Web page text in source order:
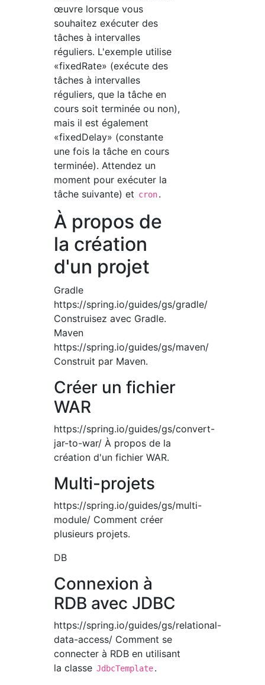
œuvre lorsque vous
souhaitez exécuter des
tâches à intervalles
réguliers. L'exemple utilise
«fixedRate» (exécute des
tâches à intervalles
réguliers, que la tâche en
cours soit terminée ou non),
mais il est également
«fixedDelay» (constante
une fois la tâche en cours
terminée). Attendez un
moment pour exécuter la
tâche suivante) et cron.
À propos de
la création
d'un projet
Gradle
https://spring.io/guides/gs/gradle/
Construisez avec Gradle.
Maven
https://spring.io/guides/gs/maven/
Construit par Maven.
Créer un fichier
WAR
https://spring.io/guides/gs/convert-
jar-to-war/ À propos de la
création d'un fichier WAR.
Multi-projets
https://spring.io/guides/gs/multi-
module/ Comment créer
plusieurs projets.
DB
Connexion à
RDB avec JDBC
https://spring.io/guides/gs/relational-
data-access/ Comment se
connecter à RDB en utilisant
la classe JdbcTemplate.